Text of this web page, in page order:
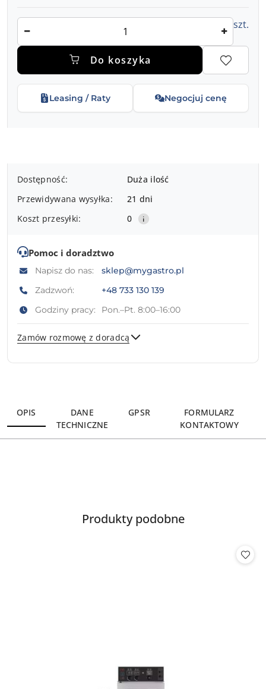
Ilość szt.
Do koszyka
Leasing / Raty Negocjuj cenę
Dostępność
dostawa
Dostępność:
Duża ilość
Przewidywana wysyłka:
21 dni
Koszt przesyłki:
0
Pomoc i doradztwo
Napisz do nas:
sklep@mygastro.pl
Zadzwoń:
+48 733 130 139
Godziny pracy:
Pon.–Pt. 8:00–16:00
Zamów rozmowę z doradcą
OPIS
DANE
TECHNICZNE
GPSR
FORMULARZ
KONTAKTOWY
Pomiń karuzelę produktów
Produkty
Produkty podobne